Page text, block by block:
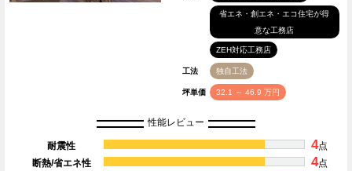
省エネ・創エネ・エコ住宅が得
意な工務店
ZEH対応工務店
工法 独自工法
坪単価 32.1 ～ 46.9 万円
性能レビュー
耐震性 4点
断熱/省エネ性
4点